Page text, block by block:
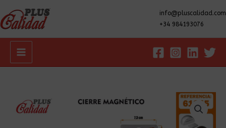
info@pluscalidad.com
+34 984193076
Main